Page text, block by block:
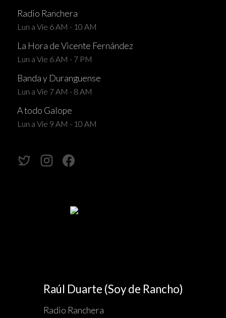
Radio Ranchera
Lun a Vie 6 AM - 10 AM
La Hora de Vicente Fernández
Lun a Vie 6 AM - 7 PM
Banda y Duranguense
Lun a Vie 7 AM - 8 AM
A todo Galope
Lun a Vie 9 AM - 10 AM
Raúl Duarte (Soy de Rancho)
Radio Ranchera